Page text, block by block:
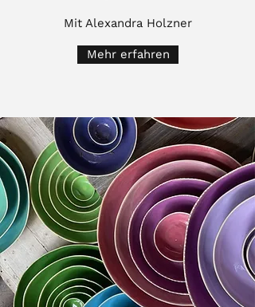
Mit Alexandra Holzner
Mehr erfahren